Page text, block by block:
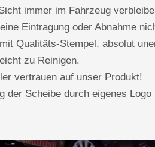
immer im Fahrzeug
Eintragung oder Abnahme
Qualitäts-Stempel, absolut
zu Reinigen.
vertrauen auf unser Produkt!
der Scheibe durch eigenes